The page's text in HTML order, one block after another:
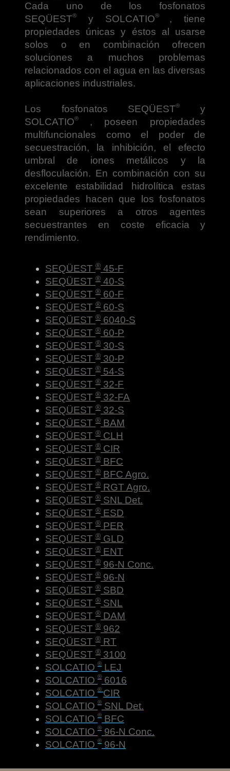
Cada uno de los fosfonatos
SEQÜEST® y SOLCATIO® , tiene
propiedades únicas y éstos al usarse
solos o en combinación ofrecen
soluciones a muchos problemas
relacionados con el agua en las diversas
aplicaciones industriales.
Los fosfonatos SEQÜEST®
y
SOLCATIO® , poseen propiedades
multifuncionales como el poder de
secuestración, la inhibición, el efecto
umbral de iones metálicos y la
desfloculación. En combinación con su
excelente estabilidad hidrolítica estas
propiedades hacen que los fosfonatos
sean superiores a otros agentes
secuestrantes en coste eficacia y
rendimiento.
SEQÜEST ® 45-F
SEQÜEST ® 40-S
SEQÜEST ® 60-F
SEQÜEST ® 60-S
SEQÜEST ® 6040-S
SEQÜEST ® 60-P
SEQÜEST ® 30-S
SEQÜEST ® 30-P
SEQÜEST ® 54-S
SEQÜEST ® 32-F
SEQÜEST ® 32-FA
SEQÜEST ® 32-S
SEQÜEST ® BAM
SEQÜEST ® CLH
SEQÜEST ® CIR
SEQÜEST ® BFC
SEQÜEST ® BFC Agro.
SEQÜEST ® RGT Agro.
SEQÜEST ® SNL Det.
SEQÜEST ® ESD
SEQÜEST ® PER
SEQÜEST ® GLD
SEQÜEST ® ENT
SEQÜEST ® 96-N Conc.
SEQÜEST ® 96-N
SEQÜEST ® SBD
SEQÜEST ® SNL
SEQÜEST ® DAM
SEQÜEST ® 962
SEQÜEST ® RT
SEQÜEST ® 3100
SOLCATIO ® LEJ
SOLCATIO ® 6016
SOLCATIO ® CIR
SOLCATIO ® SNL Det.
SOLCATIO ® BFC
SOLCATIO ® 96-N Conc.
SOLCATIO ® 96-N​